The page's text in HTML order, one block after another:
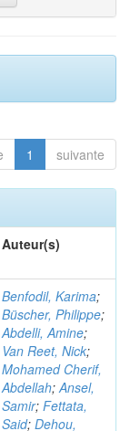
1 suivante
Auteur(s)
Benfodil, Karima;
Büscher, Philippe;
Abdelli, Amine;
Van Reet, Nick;
Mohamed Cherif,
Abdellah;Ansel,
Samir; Fettata,
Said; Dehou,